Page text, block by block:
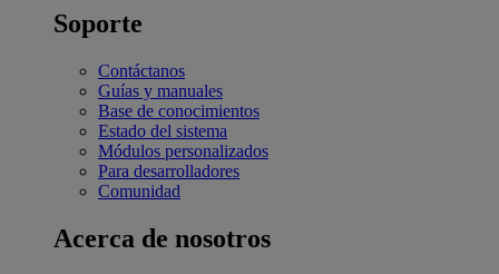
Soporte
Contáctanos
Guías y manuales
Base de conocimientos
Estado del sistema
Módulos personalizados
Para desarrolladores
Comunidad
Acerca de nosotros